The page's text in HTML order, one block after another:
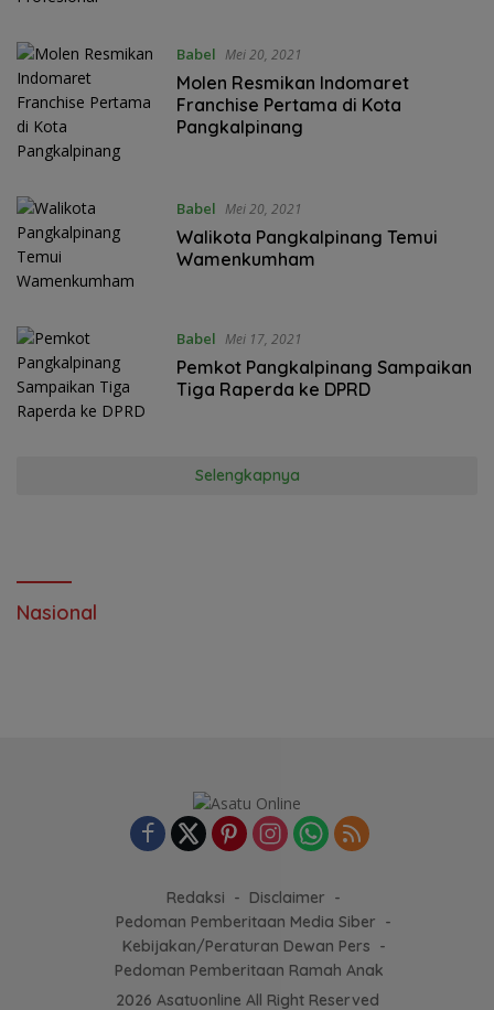
Babel Mei 20, 2021
Molen Resmikan Indomaret
Franchise Pertama di Kota
Pangkalpinang
Babel Mei 20, 2021
Walikota Pangkalpinang Temui
Wamenkumham
Babel Mei 17, 2021
Pemkot Pangkalpinang Sampaikan
Tiga Raperda ke DPRD
Selengkapnya
Nasional
Redaksi
Disclaimer
Pedoman Pemberitaan Media Siber
Kebijakan/Peraturan Dewan Pers
Pedoman Pemberitaan Ramah Anak
2026 Asatuonline All Right Reserved